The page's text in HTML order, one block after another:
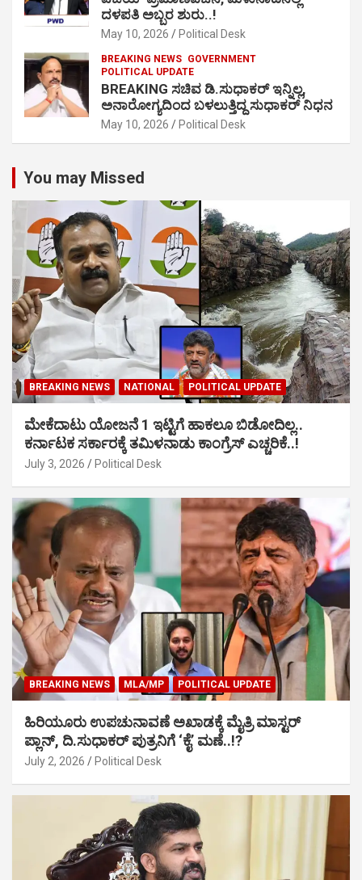
ದಳಪತಿ ಅಬ್ಬರ ಶುರು..!
May 10, 2026 Political Desk
BREAKING NEWS GOVERNMENT
POLITICAL UPDATE
BREAKING ಸಚಿವ ಡಿ.ಸುಧಾಕರ್ ಇನ್ನಿಲ್ಲ,
ಅನಾರೋಗ್ಯದಿಂದ ಬಳಲುತ್ತಿದ್ದ ಸುಧಾಕರ್ ನಿಧನ
May 10, 2026 Political Desk
You may Missed
BREAKING NEWS NATIONAL POLITICAL UPDATE
ಮೇಕೆದಾಟು ಯೋಜನೆ 1 ಇಟ್ಟಿಗೆ ಹಾಕಲೂ ಬಿಡೋದಿಲ್ಲ..
ಕರ್ನಾಟಕ ಸರ್ಕಾರಕ್ಕೆ ತಮಿಳನಾಡು ಕಾಂಗ್ರೆಸ್ ಎಚ್ಚರಿಕೆ..!
July 3, 2026 Political Desk
BREAKING NEWS MLA/MP POLITICAL UPDATE
ಹಿರಿಯೂರು ಉಪಚುನಾವಣೆ ಅಖಾಡಕ್ಕೆ ಮೈತ್ರಿ ಮಾಸ್ಟರ್
ಪ್ಲಾನ್, ದಿ.ಸುಧಾಕರ್ ಪುತ್ರನಿಗೆ ‘ಕೈ’ ಮಣೆ..!?
July 2, 2026 Political Desk